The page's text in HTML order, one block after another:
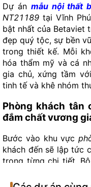
Dự án mẫu nội thất
NT21189 tại Vĩnh
bật nhất của Betaviet
đẹp quý tộc, sự bền
trong thiết kế. Mỗi
hóa thẩm mỹ và cá
gia chủ, xứng tầm
tinh tế và khê nhóm
Phòng khách tân
đắm chất vương
Bước vào khu vực
khách đến sẽ lập tức
trọng từng chi tiết.
bề thế và đẳng cấp